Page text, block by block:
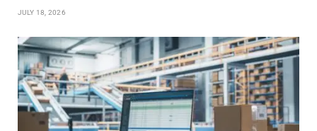
JULY 18, 2026